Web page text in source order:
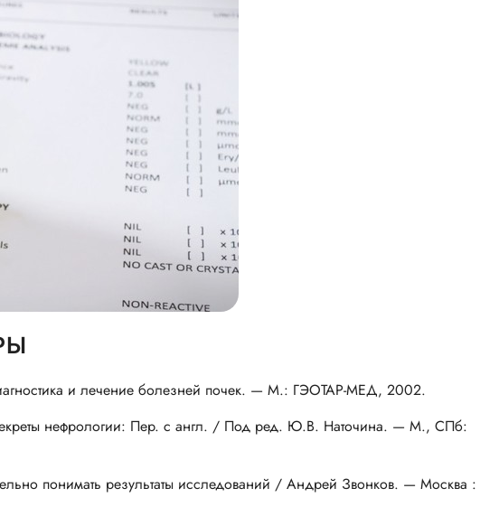
и лечение болезней почек. — М.: ГЭОТАР-МЕД, 2002.
нефрологии: Пер. с англ. / Под ред. Ю.В. Наточина. — М., СПб:
понимать результаты исследований / Андрей Звонков. — Москва :